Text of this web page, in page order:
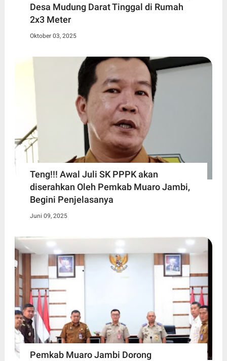
Desa Mudung Darat Tinggal di Rumah
2x3 Meter
Oktober 03, 2025
Teng!!! Awal Juli SK PPPK akan
diserahkan Oleh Pemkab Muaro Jambi,
Begini Penjelasanya
Juni 09, 2025
Pemkab Muaro Jambi Dorong